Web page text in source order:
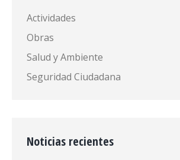
Actividades
Obras
Salud y Ambiente
Seguridad Ciudadana
Noticias recientes